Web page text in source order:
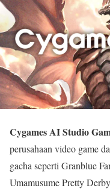
Cygames AI Studio
perusahaan video game
gacha seperti Granblue
Umamusume Pretty